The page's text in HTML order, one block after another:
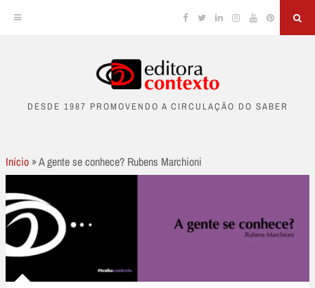
content
Facebook
TwitterLinkedinInstagram
YouTubePinterest
DESDE 1987 PROMOVENDO A CIRCULAÇÃO DO SABER
Início »A gente se conhece? Rubens Marchioni